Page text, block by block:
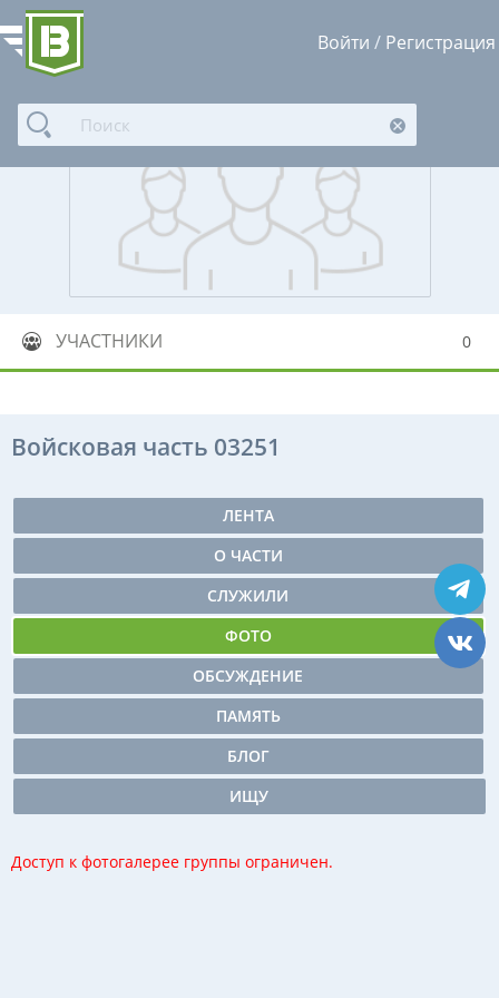
Войти / Регистрация
УЧАСТНИКИ 0
Войсковая часть 03251
ЛЕНТА
О ЧАСТИ
СЛУЖИЛИ
ФОТО
ОБСУЖДЕНИЕ
ПАМЯТЬ
БЛОГ
ИЩУ
Доступ к фотогалерее группы ограничен.